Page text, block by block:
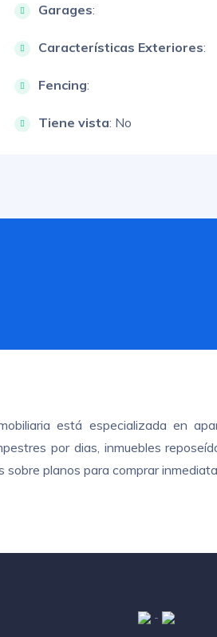
Garages:
Características Exteriores:
Fencing:
Tiene vista: No
está especializada en
por dias, inmuebles
planos para comprar
-